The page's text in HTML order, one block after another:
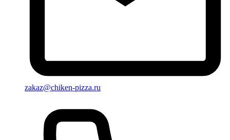
zakaz@chiken-pizza.ru